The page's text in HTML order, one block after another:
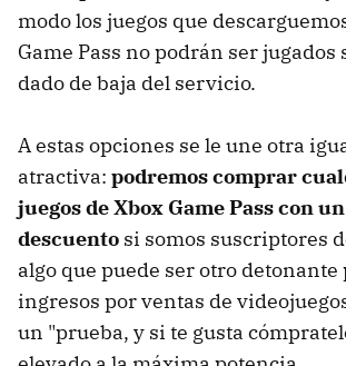
modo los juegos que
Game Pass no podrán ser jugados
dado de baja del servicio.
A estas opciones se le une otra
atractiva: podremos comprar
juegos de Xbox Game Pass con
descuento si somos suscriptores
algo que puede ser otro detonante
ingresos por ventas de
un "prueba, y si te gusta